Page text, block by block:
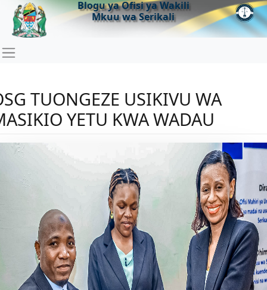
Blogu ya Ofisi ya Wakili
Mkuu wa Serikali
TUONGEZE USIKIVU WA
YETU KWA WADAU